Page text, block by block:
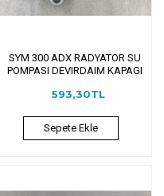
SYM 300 ADX RADYATOR SU
POMPASI DEVIRDAIM KAPAGI
593,30TL
Sepete Ekle